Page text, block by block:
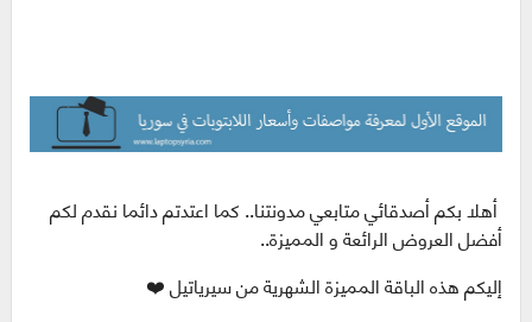
أهلا بكم أصدقائي متابعي مدونتنا.. كما اعتدتم دائما نقدم لكم
أفضل العروض الرائعة و المميزة..
إليكم هذه الباقة المميزة الشهرية من سيرياتيل ❤️